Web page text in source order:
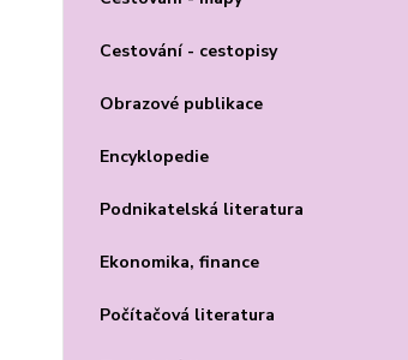
Cestování - cestopisy
Obrazové publikace
Encyklopedie
Podnikatelská literatura
Ekonomika, finance
Počítačová literatura